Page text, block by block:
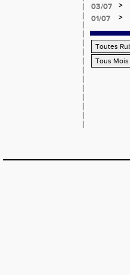
03/07
>
01/07
>